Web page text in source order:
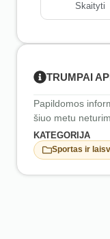
Skaityti
TRUMPAI
Papildomos
šiuo metu
KATEGORIJA
Sportas ir